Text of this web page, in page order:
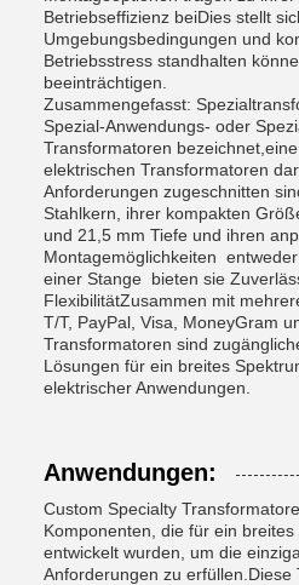
Betriebseffizienz beiDies stellt
Umgebungsbedingungen und
Betriebsstress standhalten
beeinträchtigen.
Zusammengefasst:
Spezial-Anwendungs- oder
Transformatoren
elektrischen Transformatoren
Anforderungen zugeschnitten
Stahlkern, ihrer kompakten
und 21,5 mm Tiefe und ihren
Montagemöglichkeiten 
einer Stange  bieten sie
FlexibilitätZusammen mit
T/T, PayPal, Visa, MoneyGram
Transformatoren sind
Lösungen für ein breites
elektrischer Anwendungen.
Anwendungen:
Custom Specialty
Komponenten, die für ein
entwickelt wurden, um die
Anforderungen zu erfüllen.Diese